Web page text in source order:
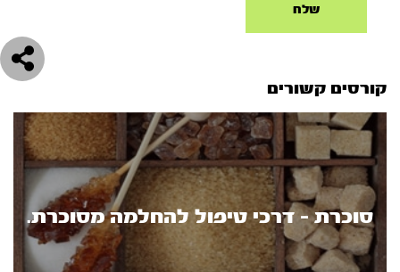
קורסים קשורים
סוכרת - דרכי טיפול להחלמה מסוכרת.